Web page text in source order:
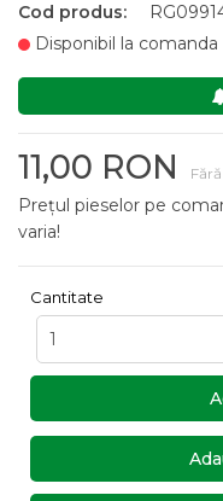
Cod produs:
Disponibil la comanda
11,00 RON
Prețul pieselor pe
varia!
Cantitate